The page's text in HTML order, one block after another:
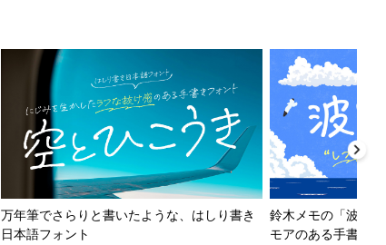
万年筆でさらりと書いたような、はしり書き
日本語フォント
鈴木メモの「波と
モアのある手書き